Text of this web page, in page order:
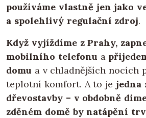
používáme vlastně jen jako
a spolehlivý regulační zdroj.
Když vyjíždíme z Prahy,
mobilního telefonu a
domu a v chladnějších nocích
teplotní komfort. A to jejedna
dřevostavby – v obdobně
zděném domě by natápění